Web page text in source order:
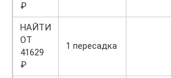
₽
НАЙТИ
ОТ
41629
₽
1 пересадка